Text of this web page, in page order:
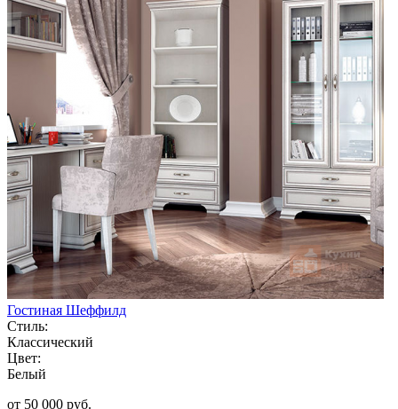
Гостиная Шеффилд
Стиль:
Классический
Цвет:
Белый
от 50 000 руб.